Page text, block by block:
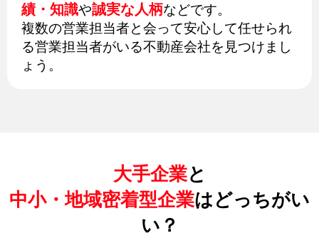
績・知識や誠実な人柄などです。
複数の営業担当者と会って安心して任せられ
る営業担当者がいる不動産会社を見つけまし
ょう。
大手企業と
中小・地域密着型企業はどっちがい
い？